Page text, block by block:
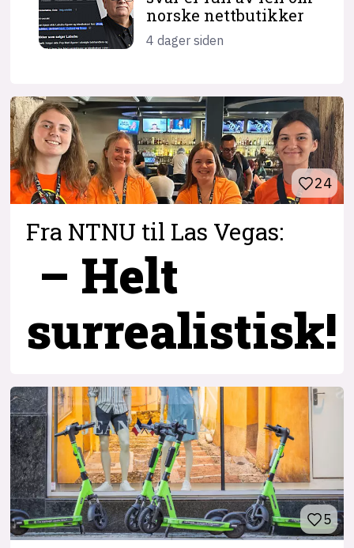
norske nettbutikker
4 dager siden
24
Fra NTNU til Las Vegas:
– Helt
surrealistisk!
5